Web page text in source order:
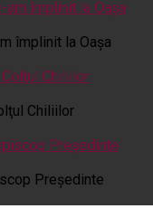
împlinit la Oaşa
Chiliilor
Preşedinte